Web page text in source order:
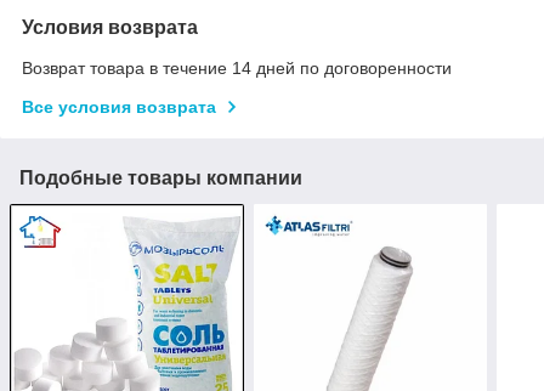
Условия возврата
Возврат товара в течение 14 дней по договоренности
Все условия возврата
Подобные товары компании